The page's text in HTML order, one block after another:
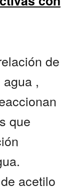
de
,
que
acetilo